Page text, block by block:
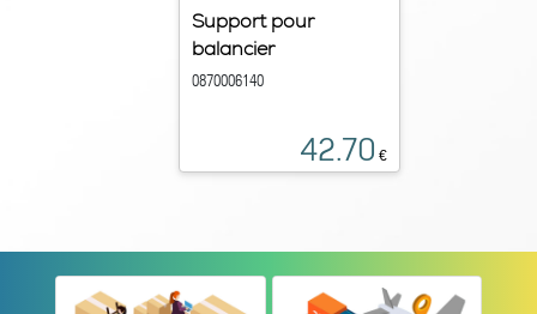
Support pour
balancier
0870006140
42.70 €